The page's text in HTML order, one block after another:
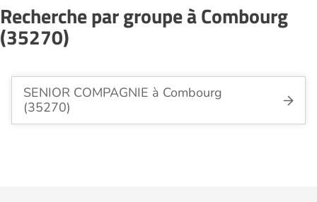
Recherche par groupe à Combourg
(35270)
SENIOR COMPAGNIE à Combourg
(35270)